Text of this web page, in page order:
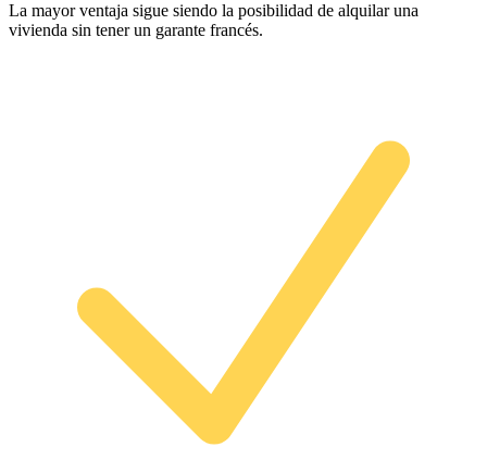
La mayor ventaja sigue siendo la posibilidad de alquilar una
vivienda sin tener un garante francés.